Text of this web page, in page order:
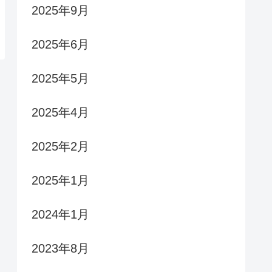
2025年9月
2025年6月
2025年5月
2025年4月
2025年2月
2025年1月
2024年1月
2023年8月